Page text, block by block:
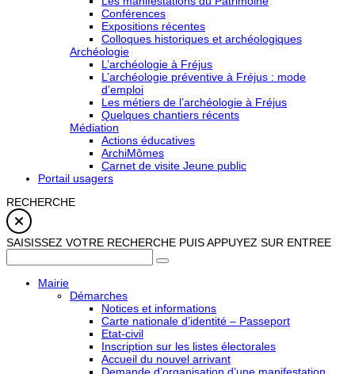
Conférences
Expositions récentes
Colloques historiques et archéologiques
Archéologie
L’archéologie à Fréjus
L’archéologie préventive à Fréjus : mode
d’emploi
Les métiers de l’archéologie à Fréjus
Quelques chantiers récents
Médiation
Actions éducatives
ArchiMômes
Carnet de visite Jeune public
Portail usagers
RECHERCHE
SAISISSEZ VOTRE RECHERCHE PUIS APPUYEZ SUR ENTREE
Mairie
Démarches
Notices et informations
Carte nationale d’identité – Passeport
Etat-civil
Inscription sur les listes électorales
Accueil du nouvel arrivant